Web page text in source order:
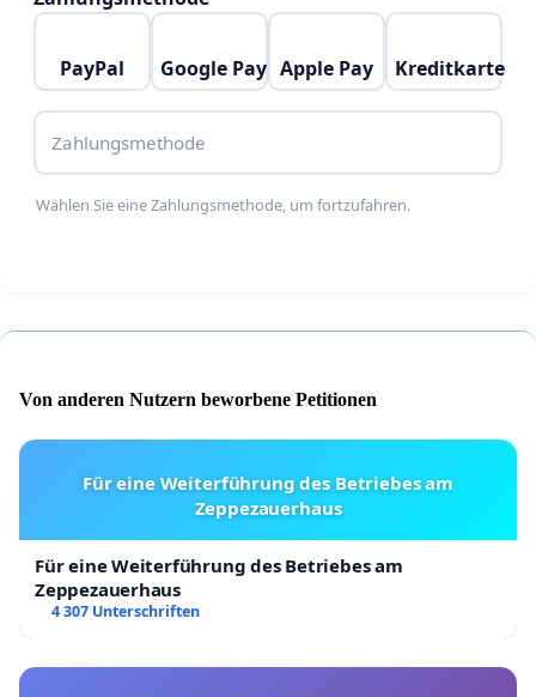
PayPal Google Pay Apple Pay Kreditkarte
Zahlungsmethode
Wählen Sie eine Zahlungsmethode, um fortzufahren.
Von anderen Nutzern beworbene Petitionen
Für eine Weiterführung des Betriebes am
Zeppezauerhaus
Für eine Weiterführung des Betriebes am
Zeppezauerhaus
4 307 Unterschriften